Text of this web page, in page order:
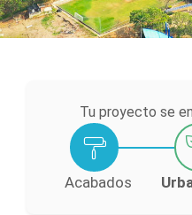
Tu proyecto se
Acabados